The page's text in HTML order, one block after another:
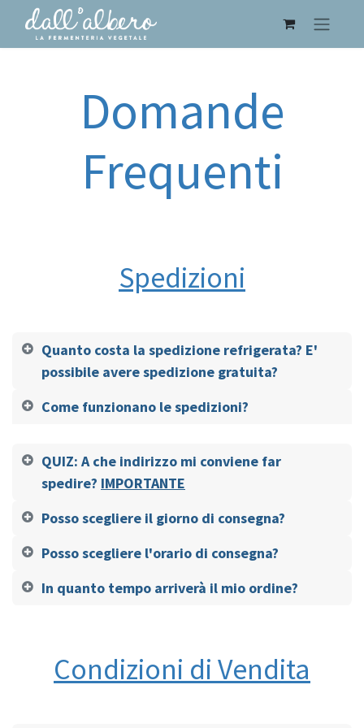
Domande
Frequenti
Spedizioni
Quanto costa la spedizione refrigerata? E'
possibile avere spedizione gratuita?
Come funzionano le spedizioni?
QUIZ: A che indirizzo mi conviene far
spedire? IMPORTANTE
Posso scegliere il giorno di consegna?
Posso scegliere l'orario di consegna?
In quanto tempo arriverà il mio ordine?
Condizioni di Vendita